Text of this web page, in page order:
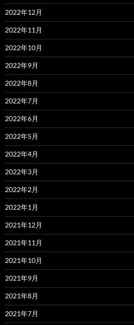
2022年12月
2022年11月
2022年10月
2022年9月
2022年8月
2022年7月
2022年6月
2022年5月
2022年4月
2022年3月
2022年2月
2022年1月
2021年12月
2021年11月
2021年10月
2021年9月
2021年8月
2021年7月